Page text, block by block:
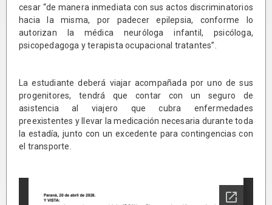
cesar “de manera inmediata con sus actos discriminatorios
hacia la misma, por padecer epilepsia, conforme lo
autorizan la médica neuróloga infantil, psicóloga,
psicopedagoga y terapista ocupacional tratantes”.
La estudiante deberá viajar acompañada por uno de sus
progenitores, tendrá que contar con un seguro de
asistencia al viajero que cubra enfermedades
preexistentes y llevar la medicación necesaria durante toda
la estadía, junto con un excedente para contingencias con
el transporte.